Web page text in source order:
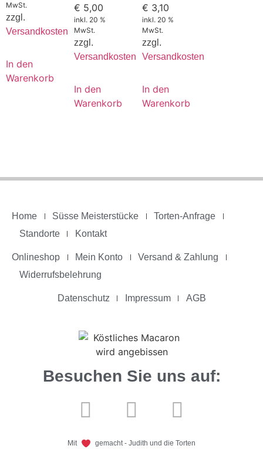
MwSt.
zzgl.
Versandkosten
In den
Warenkorb
€ 5,00
inkl. 20 %
MwSt.
zzgl.
Versandkosten
In den
Warenkorb
€ 3,10
inkl. 20 %
MwSt.
zzgl.
Versandkosten
In den
Warenkorb
Home Süsse Meisterstücke
Torten-Anfrage
Standorte
Kontakt
Onlineshop Mein Konto
Versand & Zahlung
Widerrufsbelehrung
Datenschutz Impressum AGB
Besuchen Sie uns auf:
Mit gemacht - Judith und die Torten